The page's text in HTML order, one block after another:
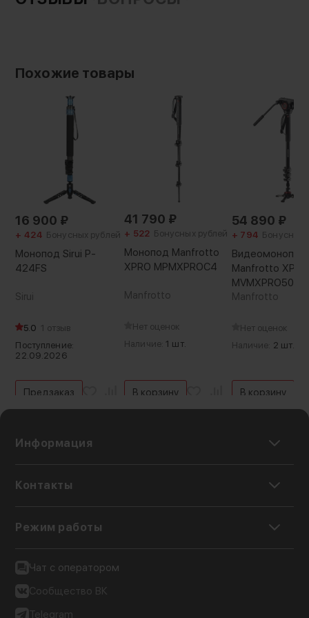
Гарантия:
Похожие товары
16 900 ₽
+ 424 Бонусных рублей
Монопод Sirui P-
424FS
Sirui
5.0
1 отзыв
Поступление:
22.09.2026
Предзаказ
41 790 ₽
+ 522 Бонусных рублей
Монопод Manfrotto
XPRO MPMXPROC4
Manfrotto
Нет оценок
Наличие: 1 шт.
В корзину
54 890 ₽
+ 794 Бонусных
Видеомонопод
Manfrotto XPRO
MVMXPRO500
Manfrotto
Нет оценок
Наличие: 2 шт.
В корзину
Информация
Контакты
Режим работы
Чат с оператором
Сообщество ВК
Telegram